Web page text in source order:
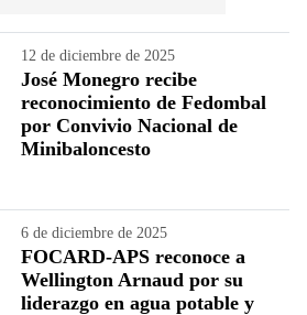
12 de diciembre de 2025
José Monegro recibe
reconocimiento de Fedombal
por Convivio Nacional de
Minibaloncesto
6 de diciembre de 2025
FOCARD-APS reconoce a
Wellington Arnaud por su
liderazgo en agua potable y